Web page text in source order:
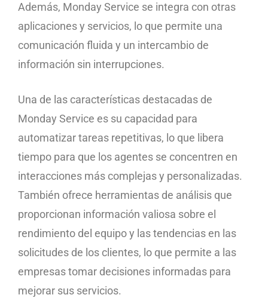
Además, Monday Service se integra con otras
aplicaciones y servicios, lo que permite una
comunicación fluida y un intercambio de
información sin interrupciones.
Una de las características destacadas de
Monday Service es su capacidad para
automatizar tareas repetitivas, lo que libera
tiempo para que los agentes se concentren en
interacciones más complejas y personalizadas.
También ofrece herramientas de análisis que
proporcionan información valiosa sobre el
rendimiento del equipo y las tendencias en las
solicitudes de los clientes, lo que permite a las
empresas tomar decisiones informadas para
mejorar sus servicios.